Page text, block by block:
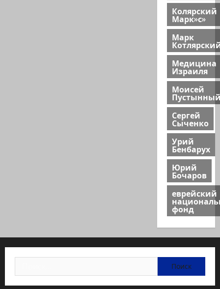
Колярский
Марк»с»
Марк
Медицина
Израиля
Моисей
Сергей
Сыченко
Урий
Бенбарух
Юрий
Бочаров
еврейский
фонд